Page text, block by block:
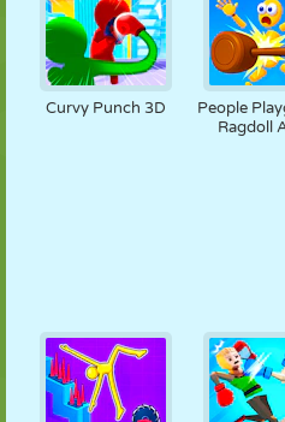
Curvy Punch 3D
People
Ragdoll